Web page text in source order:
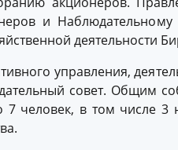
и Наблюдательному
деятельности
управления,
совет. Общим
7 человек, в том числе